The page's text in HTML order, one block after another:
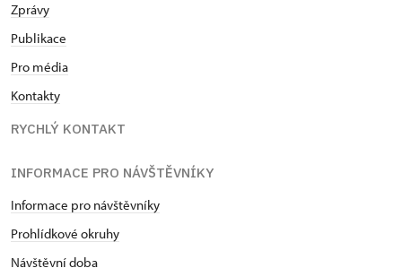
Zprávy
Publikace
Pro média
Kontakty
RYCHLÝ KONTAKT
INFORMACE PRO NÁVŠTĚVNÍKY
Informace pro návštěvníky
Prohlídkové okruhy
Návštěvní doba